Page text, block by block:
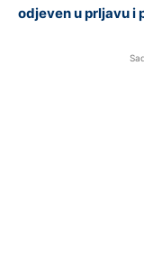
odjeven u prljavu i